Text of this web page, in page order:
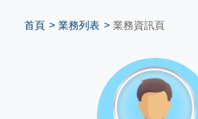
首頁 業務列表 業務資訊頁